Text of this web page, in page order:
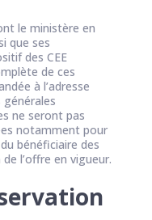
le ministère en
que ses
des CEE
de ces
à l’adresse
ne seront pas
notamment pour
bénéficiaire des
l’offre en vigueur.